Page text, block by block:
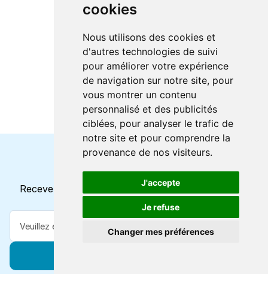
cookies
Nous utilisons des cookies et
d'autres technologies de suivi
pour améliorer votre expérience
de navigation sur notre site, pour
vous montrer un contenu
personnalisé et des publicités
ciblées, pour analyser le trafic de
notre site et pour comprendre la
provenance de nos visiteurs.
J'accepte
Je refuse
Changer mes préférences
Horaires et offres actuels
Recevez toutes les mises à jour dans votre e-mail